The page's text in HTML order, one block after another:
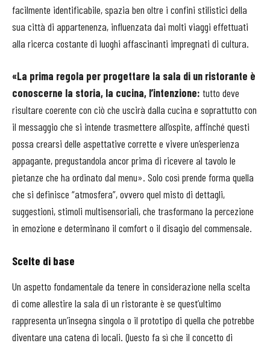
facilmente identificabile, spazia ben oltre i confini stilistici della
sua città di appartenenza, influenzata dai molti viaggi effettuati
alla ricerca costante di luoghi affascinanti impregnati di cultura.
«La prima regola per progettare la sala di un ristorante è
conoscerne la storia, la cucina, l’intenzione: tutto deve
risultare coerente con ciò che uscirà dalla cucina e soprattutto con
il messaggio che si intende trasmettere all’ospite, affinché questi
possa crearsi delle aspettative corrette e vivere un’esperienza
appagante, pregustandola ancor prima di ricevere al tavolo le
pietanze che ha ordinato dal menu». Solo così prende forma quella
che si definisce “atmosfera”, ovvero quel misto di dettagli,
suggestioni, stimoli multisensoriali, che trasformano la percezione
in emozione e determinano il comfort o il disagio del commensale.
Scelte di base
Un aspetto fondamentale da tenere in considerazione nella scelta
di come allestire la sala di un ristorante è se quest’ultimo
rappresenta un’insegna singola o il prototipo di quella che potrebbe
diventare una catena di locali. Questo fa sì che il concetto di